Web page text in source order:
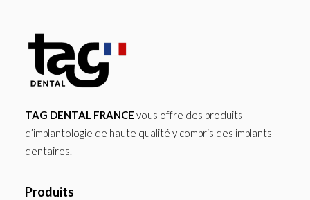
TAG DENTAL FRANCE vous offre des produits
d’implantologie de haute qualité y compris des implants
dentaires.
Produits